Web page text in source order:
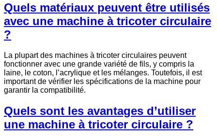
Quels matériaux peuvent être utilisés
avec une machine à tricoter circulaire
?
La plupart des machines à tricoter circulaires peuvent
fonctionner avec une grande variété de fils, y compris la
laine, le coton, l’acrylique et les mélanges. Toutefois, il est
important de vérifier les spécifications de la machine pour
garantir la compatibilité.
Quels sont les avantages d’utiliser
une machine à tricoter circulaire ?